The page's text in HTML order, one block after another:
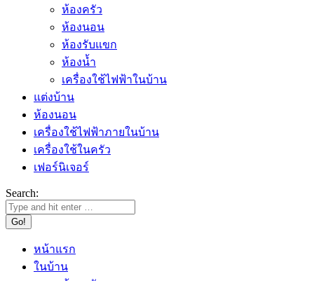
ห้องครัว
ห้องนอน
ห้องรับแขก
ห้องน้ำ
เครื่องใช้ไฟฟ้าในบ้าน
แต่งบ้าน
ห้องนอน
เครื่องใช้ไฟฟ้าภายในบ้าน
เครื่องใช้ในครัว
เฟอร์นิเจอร์
Search:
หน้าแรก
ในบ้าน